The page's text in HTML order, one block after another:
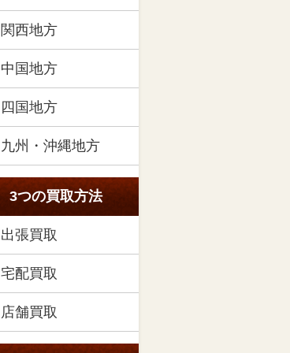
関西地方
中国地方
四国地方
九州・沖縄地方
3つの買取方法
出張買取
宅配買取
店舗買取